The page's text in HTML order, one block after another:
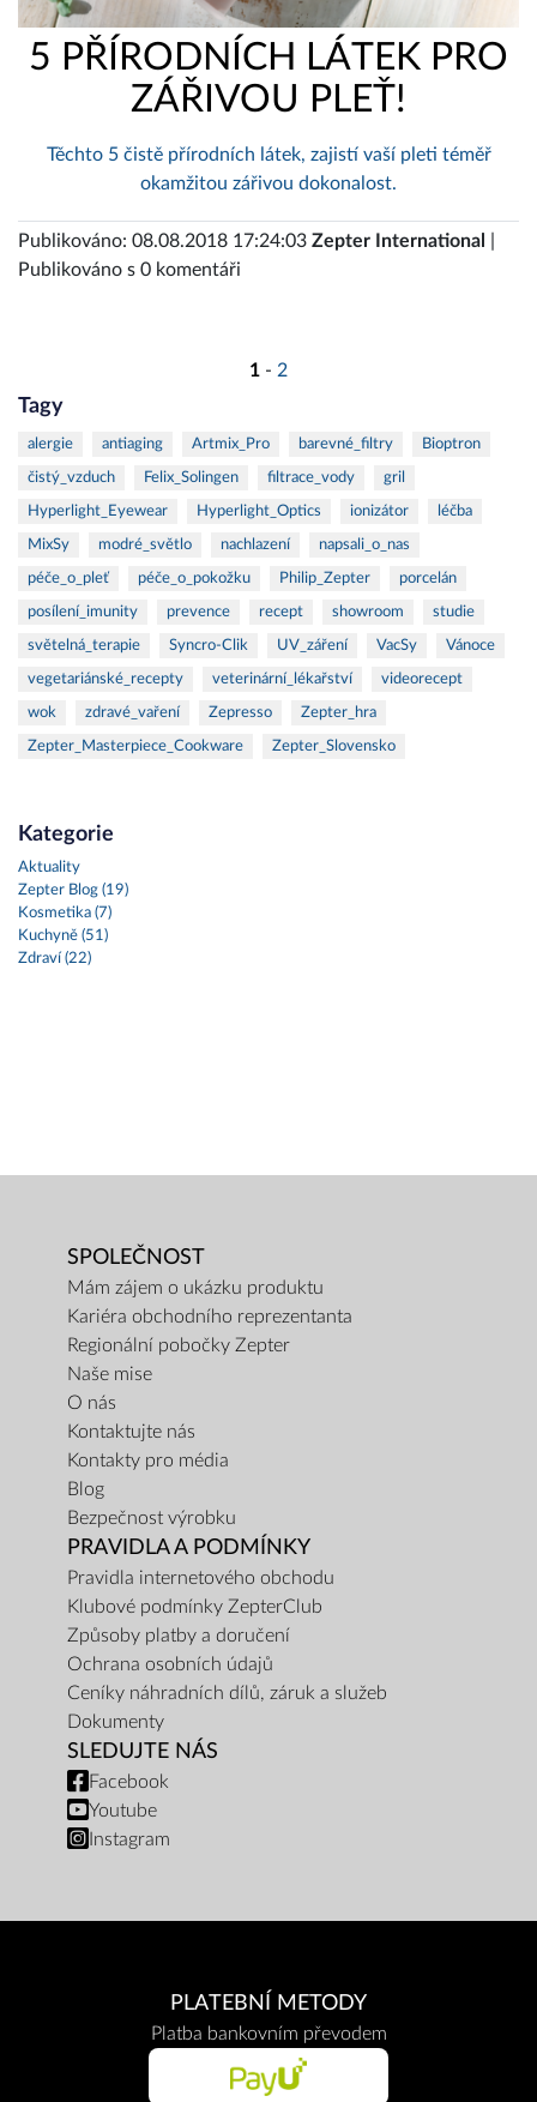
5 PŘÍRODNÍCH LÁTEK PRO
ZÁŘIVOU PLEŤ!
Těchto 5 čistě přírodních látek, zajistí vaší pleti téměř
okamžitou zářivou dokonalost.
Publikováno: 08.08.2018 17:24:03 Zepter International
Publikováno s 0 komentáři
1 - 2
Tagy
alergie antiaging Artmix_Pro barevné_filtry Bioptron
čistý_vzduch Felix_Solingen filtrace_vody gril
Hyperlight_Eyewear Hyperlight_Optics ionizátor léčba
MixSy modré_světlo nachlazení napsali_o_nas
péče_o_pleť péče_o_pokožku Philip_Zepter porcelán
posílení_imunity prevence recept showroom studie
světelná_terapie Syncro-Clik UV_záření VacSy Vánoce
vegetariánské_recepty veterinární_lékařství videorecept
wok zdravé_vaření Zepresso Zepter_hra
Zepter_Masterpiece_Cookware Zepter_Slovensko
Kategorie
Aktuality
Zepter Blog (19)
Kosmetika (7)
Kuchyně (51)
Zdraví (22)
SPOLEČNOST
Mám zájem o ukázku produktu
Kariéra obchodního reprezentanta
Regionální pobočky Zepter
Naše mise
O nás
Kontaktujte nás
Kontakty pro média
Blog
Bezpečnost výrobku
PRAVIDLA A PODMÍNKY
Pravidla internetového obchodu
Klubové podmínky ZepterClub
Způsoby platby a doručení
Ochrana osobních údajů
Ceníky náhradních dílů, záruk a služeb
Dokumenty
SLEDUJTE NÁS
Facebook
Youtube
Instagram
PLATEBNÍ METODY
Platba bankovním převodem